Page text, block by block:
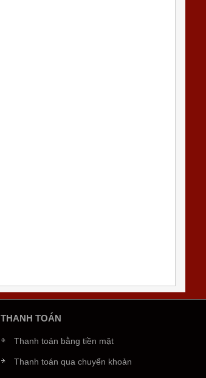
THANH TOÁN
Thanh toán bằng tiền mặt
Thanh toán qua chuyển khoản